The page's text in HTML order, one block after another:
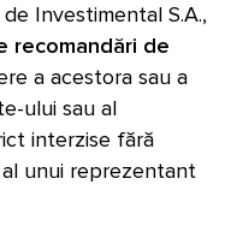
Investimental S.A.,
recomandări de
a acestora sau a
ului sau al
interzise fără
unui reprezentant